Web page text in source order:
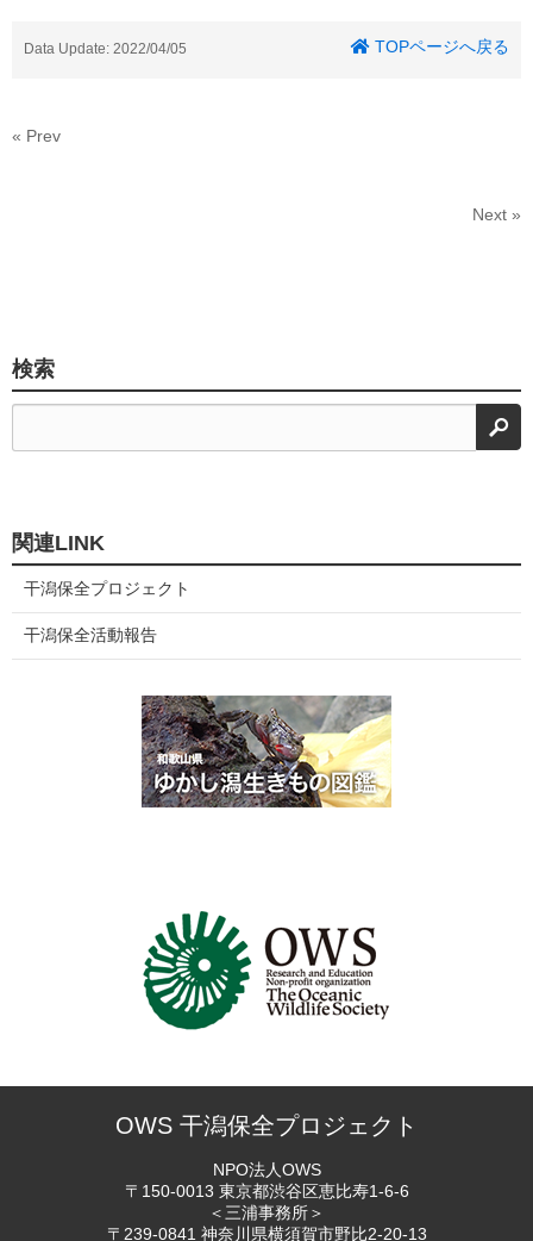
Data Update: 2022/04/05 TOPページへ戻る
« Prev
Next »
検索
検
関連LINK
干潟保全プロジェクト
干潟保全活動報告
OWS 干潟保全プロジェクト
NPO法人OWS
〒150-0013 東京都渋谷区恵比寿1-6-6
＜三浦事務所＞
〒239-0841 神奈川県横須賀市野比2-20-13